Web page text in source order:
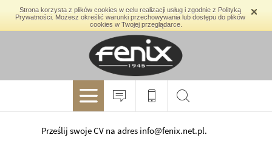
Strona korzysta z plików cookies w celu realizacji usług i zgodnie z Polityką
Prywatności. Możesz określić warunki przechowywania lub dostępu do plików
cookies w Twojej przeglądarce.
Prześlij swoje CV na adres info@fenix.net.pl.